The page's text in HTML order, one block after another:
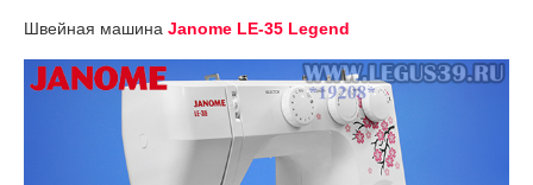
Швейная машина Janome LE-35 Legend